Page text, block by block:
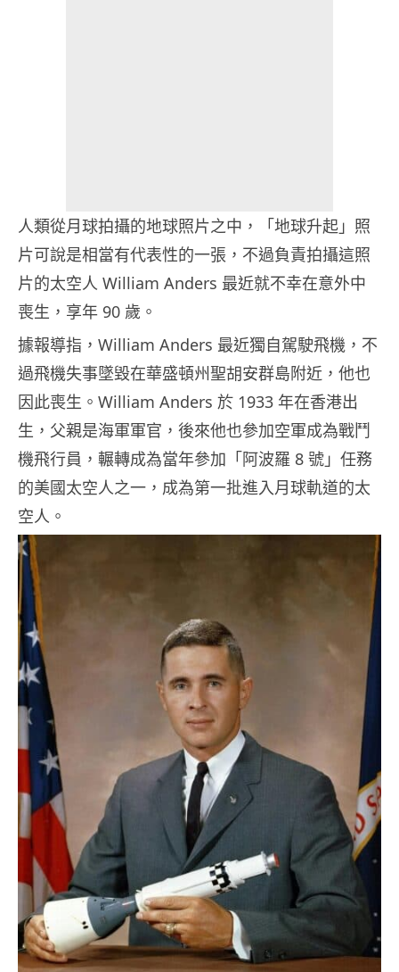
人類從月球拍攝的地球照片之中，「地球升起」照
片可說是相當有代表性的一張，不過負責拍攝這照
片的太空人 William Anders 最近就不幸在意外中
喪生，享年 90 歲。
據報導指，William Anders 最近獨自駕駛飛機，不
過飛機失事墜毀在華盛頓州聖胡安群島附近，他也
因此喪生。William Anders 於 1933 年在香港出
生，父親是海軍軍官，後來他也參加空軍成為戰鬥
機飛行員，輾轉成為當年參加「阿波羅 8 號」任務
的美國太空人之一，成為第一批進入月球軌道的太
空人。